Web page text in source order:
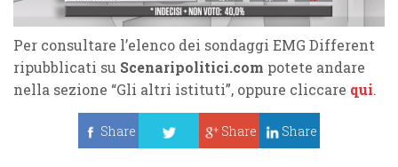
Per consultare l’elenco dei sondaggi EMG Different
ripubblicati su Scenaripolitici.com potete andare
nella sezione “Gli altri istituti”, oppure cliccare qui.
Share
Share Share